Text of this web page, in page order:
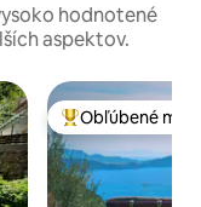
hodnotené
aspektov.
Najobľúbenejšie
Obľúbené